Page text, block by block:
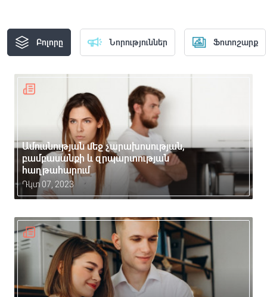
Բոլորը Նորություններ Ֆոտոշարք
Ամուսնության մեջ չարախոսության,
բամբասանքի և զրպարտության
հաղթահարում
Դկտ 07, 2023